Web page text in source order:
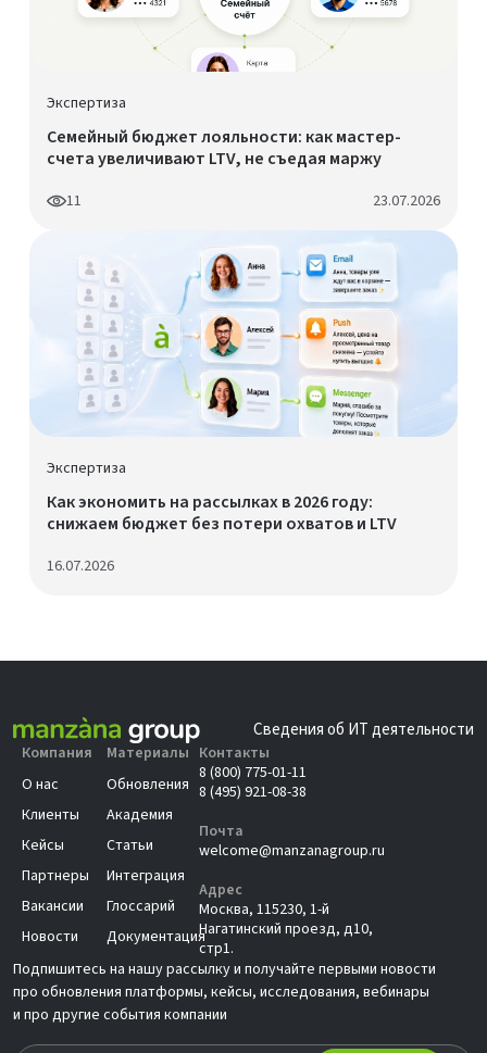
Экспертиза
Семейный бюджет лояльности: как мастер-
счета увеличивают LTV, не съедая маржу
11 23.07.2026
Экспертиза
Как экономить на рассылках в 2026 году:
снижаем бюджет без потери охватов и LTV
16.07.2026
Сведения об ИТ деятельности
Компания
О нас
Клиенты
Кейсы
Партнеры
Вакансии
Новости
Материалы
Обновления
Академия
Статьи
Интеграция
Глоссарий
Документация
Контакты
8 (800) 775-01-11
8 (495) 921-08-38
Почта
welcome@manzanagroup.ru
Адрес
Москва, 115230, 1-й
Нагатинский проезд, д10,
стр1.
Подпишитесь на нашу рассылку и получайте первыми новости
про обновления платформы, кейсы, исследования, вебинары
и про другие события компании